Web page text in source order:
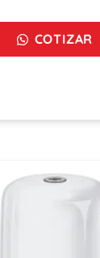
COTIZAR